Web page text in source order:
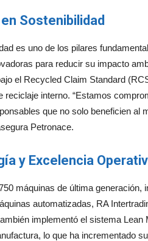
Sostenibilidad
es uno de los pilares
para reducir su impacto
el Recycled Claim Standard
reciclaje interno. “Estamos
que no solo beneficien al
Petronace.
y Excelencia
máquinas de última
automatizadas, RA
implementó el sistema
lo que ha incrementado